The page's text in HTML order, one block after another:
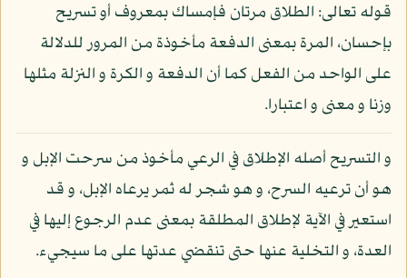
قوله تعالى: الطلاق مرتان فإمساك بمعروف أو تسريح
بإحسان، المرة بمعنى الدفعة مأخوذة من المرور للدلالة
على الواحد من الفعل كما أن الدفعة و الكرة و النزلة مثلها
وزنا و معنى و اعتبارا.
و التسريح أصله الإطلاق في الرعي مأخوذ من سرحت الإبل و
هو أن ترعيه السرح، و هو شجر له ثمر يرعاه الإبل، و قد
استعير في الآية لإطلاق المطلقة بمعنى عدم الرجوع إليها في
العدة، و التخلية عنها حتى تنقضي عدتها على ما سيجيء.